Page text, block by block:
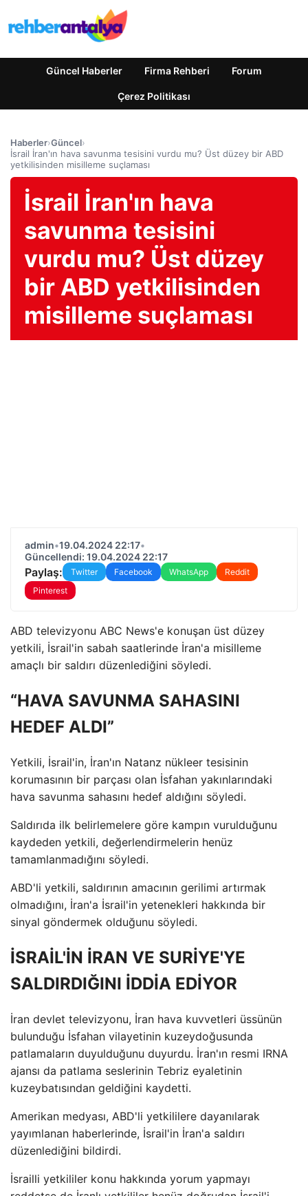
Güncel Haberler Firma Rehberi Forum
Çerez Politikası
Haberler›Güncel›
İsrail İran'ın hava savunma tesisini vurdu mu? Üst düzey bir ABD
yetkilisinden misilleme suçlaması
İsrail İran'ın hava
savunma tesisini
vurdu mu? Üst düzey
bir ABD yetkilisinden
misilleme suçlaması
admin•19.04.2024 22:17•
Güncellendi: 19.04.2024 22:17
Paylaş: Twitter Facebook WhatsApp
Reddit
Pinterest
ABD televizyonu ABC News'e konuşan üst düzey
yetkili, İsrail'in sabah saatlerinde İran'a misilleme
amaçlı bir saldırı düzenlediğini söyledi.
“HAVA SAVUNMA SAHASINI
HEDEF ALDI”
Yetkili, İsrail'in, İran'ın Natanz nükleer tesisinin
korumasının bir parçası olan İsfahan yakınlarındaki
hava savunma sahasını hedef aldığını söyledi.
Saldırıda ilk belirlemelere göre kampın vurulduğunu
kaydeden yetkili, değerlendirmelerin henüz
tamamlanmadığını söyledi.
ABD'li yetkili, saldırının amacının gerilimi artırmak
olmadığını, İran'a İsrail'in yetenekleri hakkında bir
sinyal göndermek olduğunu söyledi.
İSRAİL'İN İRAN VE SURİYE'YE
SALDIRDIĞINI İDDİA EDİYOR
İran devlet televizyonu, İran hava kuvvetleri üssünün
bulunduğu İsfahan vilayetinin kuzeydoğusunda
patlamaların duyulduğunu duyurdu. İran'ın resmi IRNA
ajansı da patlama seslerinin Tebriz eyaletinin
kuzeybatısından geldiğini kaydetti.
Amerikan medyası, ABD'li yetkililere dayanılarak
yayımlanan haberlerinde, İsrail'in İran'a saldırı
düzenlediğini bildirdi.
İsrailli yetkililer konu hakkında yorum yapmayı